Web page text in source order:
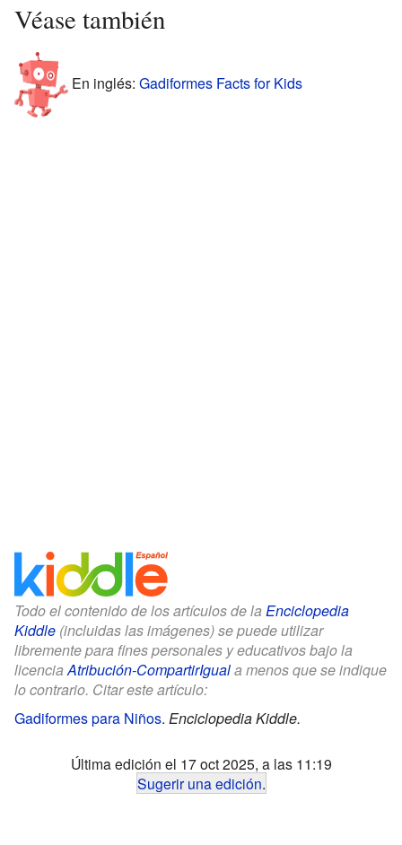
Véase también
En inglés: Gadiformes Facts for Kids
Todo el contenido de los artículos de la Enciclopedia
Kiddle (incluidas las imágenes) se puede utilizar
libremente para fines personales y educativos bajo la
licenciaAtribución-CompartirIguala menos que se indique
lo contrario. Citar este artículo:
Gadiformes para Niños. Enciclopedia Kiddle.
Última edición el 17 oct 2025, a las 11:19
Sugerir una edición.